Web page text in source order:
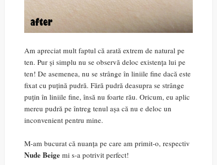
Am apreciat mult faptul că arată extrem de natural pe
ten. Pur și simplu nu se observă deloc existența lui pe
ten! De asemenea, nu se strânge în liniile fine dacă este
fixat cu puțină pudră. Fără pudră deasupra se strânge
puțin în liniile fine, însă nu foarte rău. Oricum, eu aplic
mereu pudră pe întreg tenul așa că nu e deloc un
inconvenient pentru mine.
M-am bucurat că nuanța pe care am primit-o, respectiv
Nude Beige mi s-a potrivit perfect!